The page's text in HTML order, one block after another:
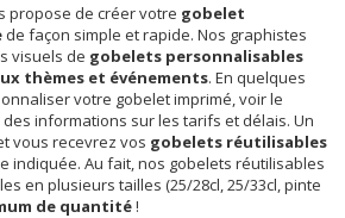
propose de créer votre gobelet
de façon simple et rapide. Nos graphistes
visuels de gobelets personnalisables
thèmes et événements. En quelques
votre gobelet imprimé, voir le
informations sur les tarifs et délais. Un
vous recevrez vos gobelets réutilisables
indiquée. Au fait, nos gobelets réutilisables
en plusieurs tailles (25/28cl, 25/33cl, pinte
de quantité!